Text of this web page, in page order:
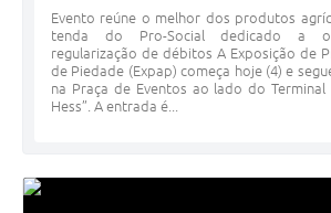
Evento reúne o melhor dos produtos
tenda do Pro-Social dedicado a
regularização de débitos A Exposição de
de Piedade (Expap) começa hoje (4) e
na Praça de Eventos ao lado do Terminal
Hess”. A entrada é...